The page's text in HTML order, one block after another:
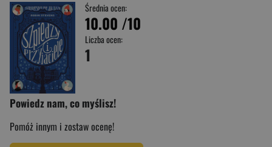
Średnia ocen:
10.00 /10
Liczba ocen:
1
Powiedz nam, co myślisz!
Pomóż innym i zostaw ocenę!